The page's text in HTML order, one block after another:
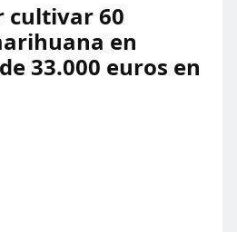
cultivar 60
en
33.000 euros en